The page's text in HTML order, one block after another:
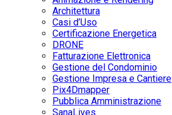
Architettura
Casi d’Uso
Certificazione Energetica
DRONE
Fatturazione Elettronica
Gestione del Condominio
Gestione Impresa e Cantiere
Pix4Dmapper
Pubblica Amministrazione
SanaLives